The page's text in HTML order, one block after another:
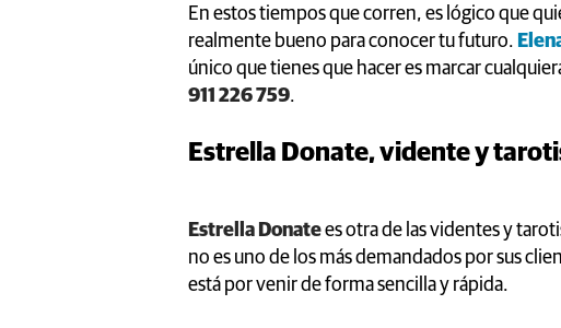
En estos tiempos que corren, es lógico que
realmente bueno para conocer tu futuro.
único que tienes que hacer es marcar
911 226 759.
Estrella Donate, vidente y
Estrella Donatees otra de las videntes y
no es uno de los más demandados por sus
está por venir de forma sencilla y rápida.